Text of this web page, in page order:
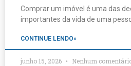
Comprar um imóvel é uma das
importantes da vida de uma
CONTINUE LENDO»
junho 15, 2026 Nenhum